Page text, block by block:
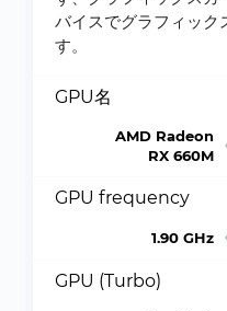
バイスでグラフィック
す。
GPU名
AMD Radeon
RX 660M
GPU frequency
1.90 GHz
GPU (Turbo)